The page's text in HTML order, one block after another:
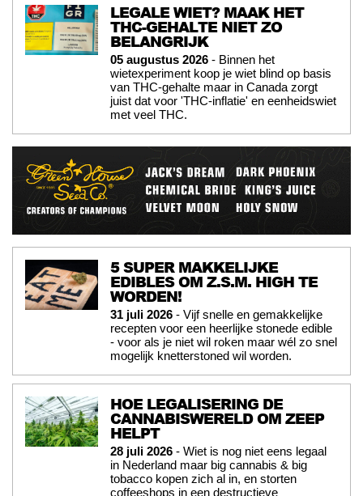
LEGALE WIET? MAAK HET
THC-GEHALTE NIET ZO
BELANGRIJK
05 augustus 2026 - Binnen het
wietexperiment koop je wiet blind op basis
van THC-gehalte maar in Canada zorgt
juist dat voor 'THC-inflatie' en eenheidswiet
met veel THC.
5 SUPER MAKKELIJKE
EDIBLES OM Z.S.M. HIGH TE
WORDEN!
31 juli 2026 - Vijf snelle en gemakkelijke
recepten voor een heerlijke stonede edible
- voor als je niet wil roken maar wél zo snel
mogelijk knetterstoned wil worden.
HOE LEGALISERING DE
CANNABISWERELD OM ZEEP
HELPT
28 juli 2026 - Wiet is nog niet eens legaal
in Nederland maar big cannabis & big
tobacco kopen zich al in, en storten
coffeeshops in een destructieve